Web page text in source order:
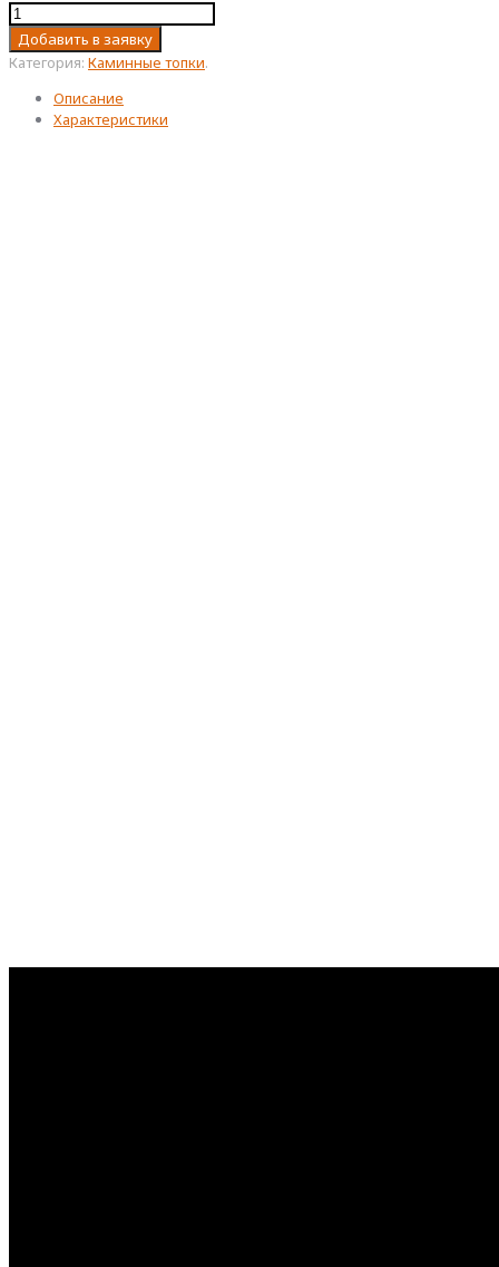
Количество
товара
Каминная
топка
Экокамин
ДЕЛЬТА
Добавить в заявку
Категория: Каминные топки.
Описание
Характеристики